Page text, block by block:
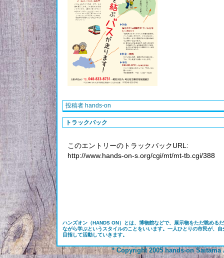
投稿者 hands-on
トラックバック
このエントリーのトラックバックURL:
http://www.hands-on-s.org/cgi/mt/mt-tb.cgi/388
ハンズオン（HANDS ON）とは、博物館などで、展示物をただ眺める
ながら学ぶというスタイルのことをいいます。一人ひとりの市民が、
目指して活動していきます。
* Copyright 2005 hands-on